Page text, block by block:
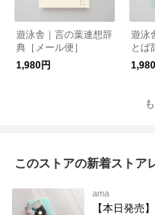
遊泳舎｜言の葉連想辞
典［メール便］
1,980円
遊泳
とば
このストアの新着ストア
ama
【本日発売